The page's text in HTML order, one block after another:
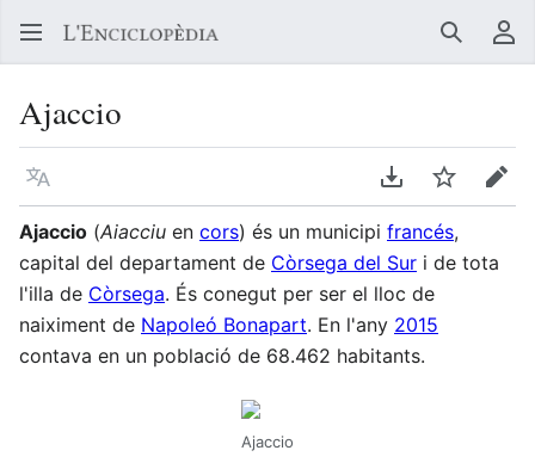
Buscar
Ajaccio
Llegir en un atre idioma Descarregar en
Vigilar
Ajaccio (Aiacciu en cors) és un municipi francés,
capital del departament de Còrsega del Sur i de tota
l'illa de Còrsega. És conegut per ser el lloc de
naiximent de Napoleó Bonapart. En l'any 2015
contava en un població de 68.462 habitants.
Ajaccio